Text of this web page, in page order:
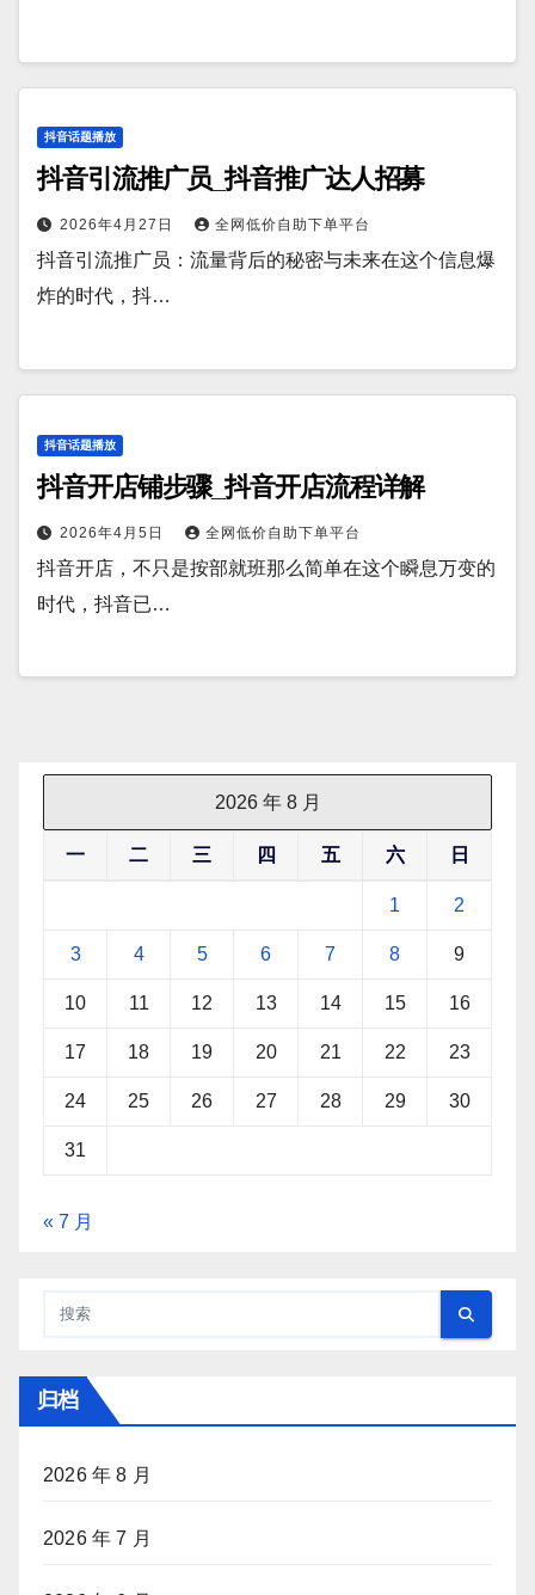
抖音话题播放
抖音引流推广员_抖音推广达人招募
2026年4月27日 全网低价自助下单平台
抖音引流推广员：流量背后的秘密与未来在这个信息爆
炸的时代，抖…
抖音话题播放
抖音开店铺步骤_抖音开店流程详解
2026年4月5日 全网低价自助下单平台
抖音开店，不只是按部就班那么简单在这个瞬息万变的
时代，抖音已…
2026 年 8 月
一 二 三 四 五 六 日
1 2
3 4 5 6 7 8 9
10 11 12 13 14 15 16
17 18 19 20 21 22 23
24 25 26 27 28 29 30
31
« 7 月
归档
2026 年 8 月
2026 年 7 月